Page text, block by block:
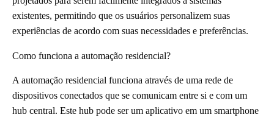
existentes, permitindo que os usuários personalizem suas
experiências de acordo com suas necessidades e preferências.
Como funciona a automação residencial?
A automação residencial funciona através de uma rede de
dispositivos conectados que se comunicam entre si e com um
hub central. Este hub pode ser um aplicativo em um smartphone